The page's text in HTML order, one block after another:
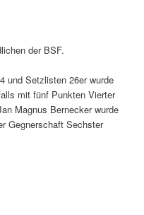
der BSF.
und Setzlisten 26er wurde
mit fünf Punkten Vierter
Magnus Bernecker wurde
Gegnerschaft Sechster